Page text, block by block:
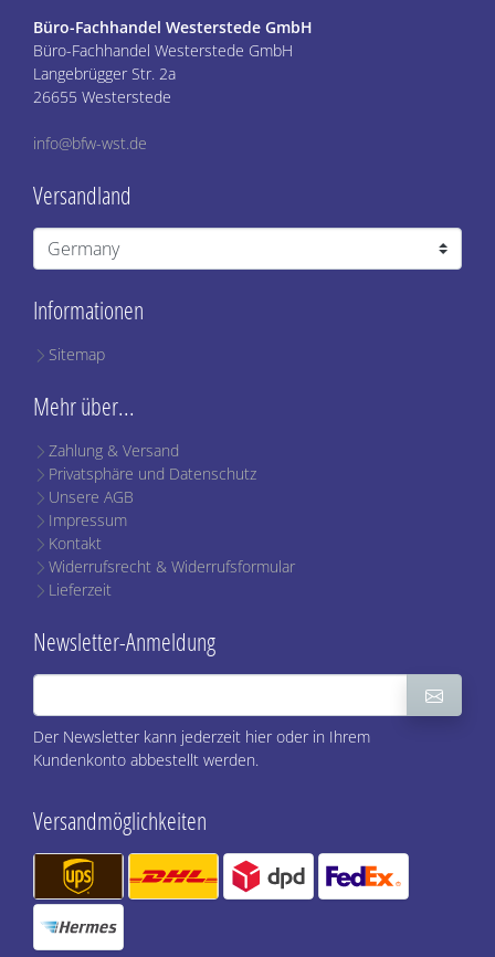
Informationen
Sitemap
Mehr über...
Zahlung & Versand
Privatsphäre und Datenschutz
Unsere AGB
Impressum
Kontakt
Widerrufsrecht & Widerrufsformular
Lieferzeit
Büro-Fachhandel Westerstede GmbH
Büro-Fachhandel Westerstede GmbH
Langebrügger Str. 2a
26655 Westerstede
info@bfw-wst.de
Versandland
Newsletter-Anmeldung
Der Newsletter kann jederzeit hier oder in Ihrem
Kundenkonto abbestellt werden.
Versandmöglichkeiten